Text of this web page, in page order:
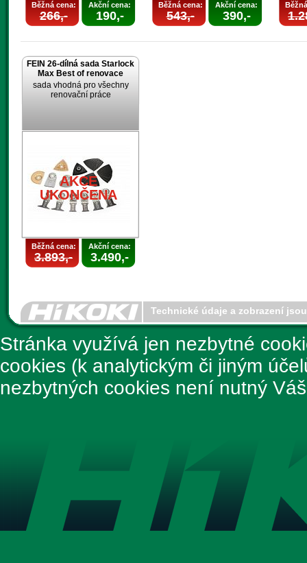
Běžná cena:
266,-
Akční cena:
190,-
Běžná cena:
543,-
Akční cena:
390,-
FEIN 26-dílná sada Starlock
Max Best of renovace
sada vhodná pro všechny
renovační práce
AKCE
UKONČENA
Běžná cena:
3.893,-
Akční cena:
3.490,-
Technické údaje a zobrazení
Stránka využívá jen nezbytné
cookies (k analytickým či jiným
nezbytných cookies není nutný